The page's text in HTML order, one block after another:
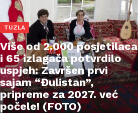
TUZLA
Više od 2.000 posjetilaca
i 65 izlagača potvrdilo
uspjeh: Završen prvi
sajam “Đulistan”,
pripreme za 2027. već
počele! (FOTO)